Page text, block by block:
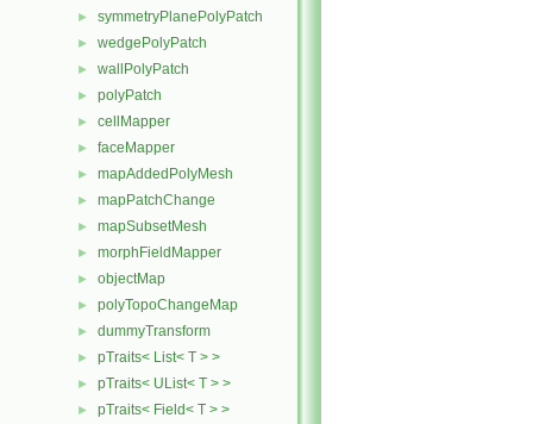
► symmetryPlanePolyPatch
► wedgePolyPatch
► wallPolyPatch
► polyPatch
► cellMapper
► faceMapper
► mapAddedPolyMesh
► mapPatchChange
► mapSubsetMesh
► morphFieldMapper
► objectMap
► polyTopoChangeMap
► dummyTransform
► pTraits< List< T > >
► pTraits< UList< T > >
► pTraits< Field< T > >